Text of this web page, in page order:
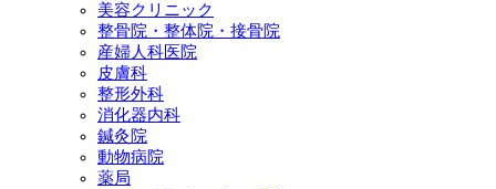
美容クリニック
整骨院・整体院・接骨院
産婦人科医院
皮膚科
整形外科
消化器内科
鍼灸院
動物病院
薬局